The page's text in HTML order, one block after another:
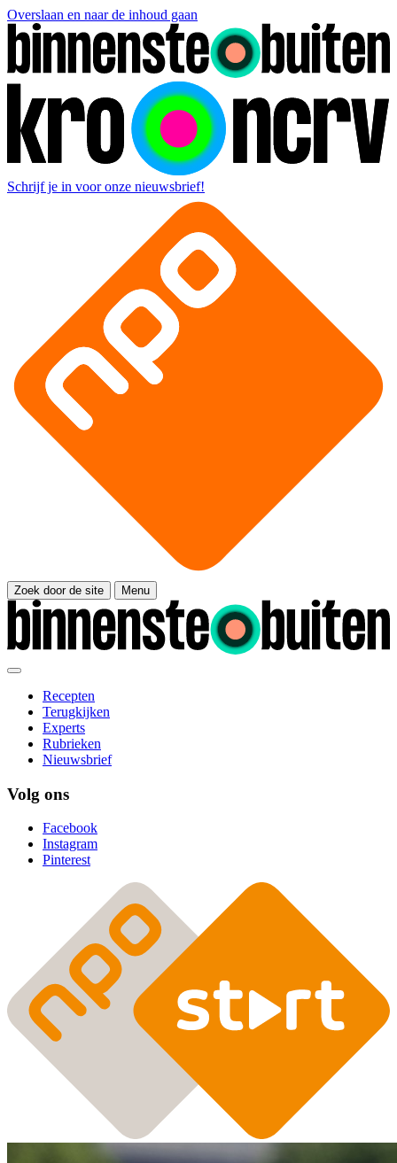
Overslaan en naar de inhoud gaan
Schrijf je in voor onze nieuwsbrief!
Zoek door de site Menu
Recepten
Terugkijken
Experts
Rubrieken
Nieuwsbrief
Volg ons
Facebook
Instagram
Pinterest